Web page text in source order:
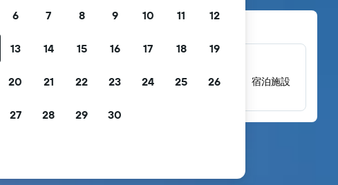
数百万件の実際の宿泊者によるレビューから、宿泊施設
6 7 8 9 10 11 12
13 14 15 16 17 18 19
20 21 22 23 24 25 26
27 28 29 30